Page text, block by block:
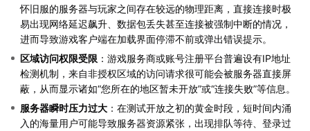
怀旧服的服务器与玩家之间存在较远的物理距离，直接连接时极
易出现网络延迟飙升、数据包丢失甚至连接被强制中断的情况，
进而导致游戏客户端在加载界面停滞不前或弹出错误提示。
区域访问权限受限 ：游戏服务商或账号注册平台普遍设有IP地址
检测机制，来自非授权区域的访问请求很可能会被服务器直接屏
蔽，从而显示诸如“您所在的地区暂未开放”或“连接失败”等信息。
服务器瞬时压力过大 ：在测试开放之初的黄金时段，短时间内涌
入的海量用户可能导致服务器资源紧张，出现排队等待、登录过